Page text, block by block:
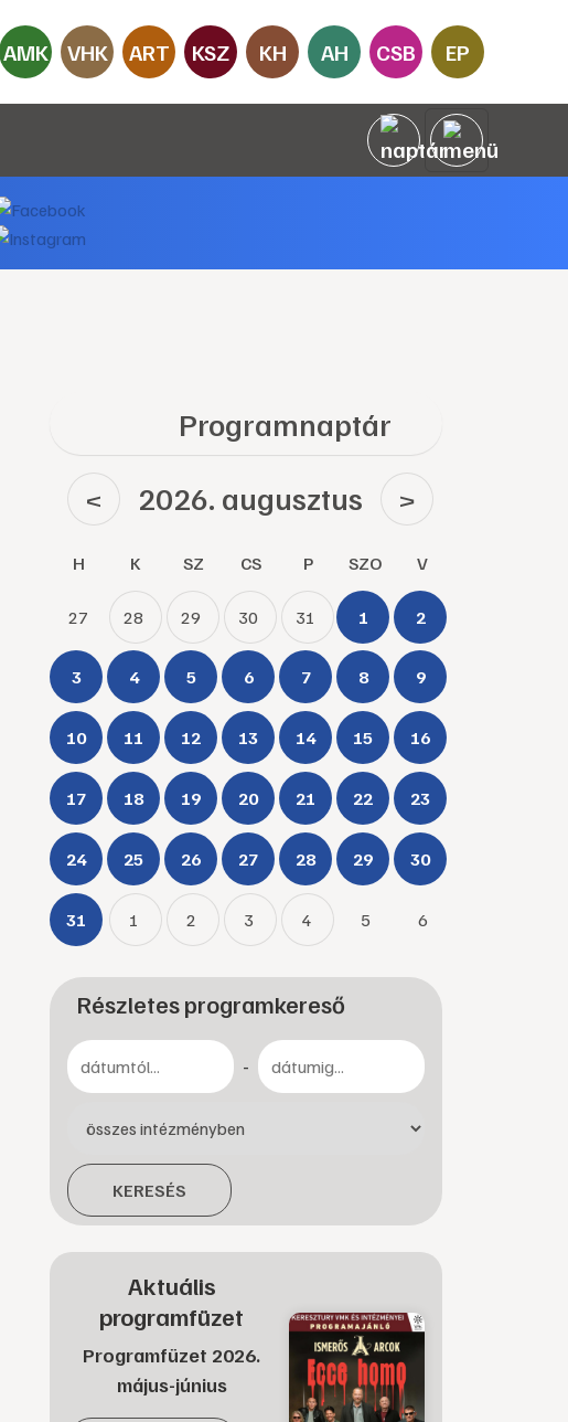
AMK VHK ART KSZ KH AH CSB EP
Programnaptár
< 2026. augusztus >
H K SZ CS P SZO V
27 28 29 30 31 1 2
3 4 5 6 7 8 9
10 11 12 13 14 15 16
17 18 19 20 21 22 23
24 25 26 27 28 29 30
31 1 2 3 4 5 6
Részletes programkereső
-
KERESÉS
Aktuális
programfüzet
Programfüzet 2026.
május-június